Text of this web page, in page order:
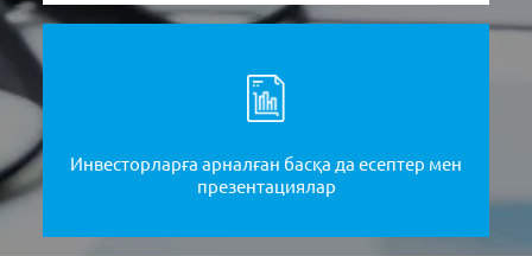
Инвесторларға арналған басқа да есептер мен
презентациялар